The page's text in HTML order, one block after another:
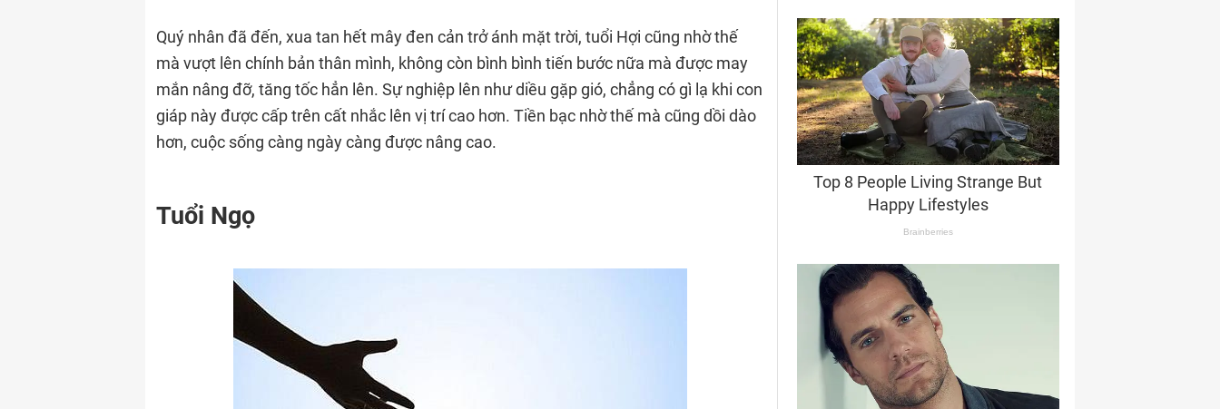
Quý nhân đã đến, xua tan hết mây đen cản trở ánh mặt trời, tuổi Hợi cũng nhờ thế
mà vượt lên chính bản thân mình, không còn bình bình tiến bước nữa mà được may
mắn nâng đỡ, tăng tốc hẳn lên. Sự nghiệp lên như diều gặp gió, chẳng có gì lạ khi con
giáp này được cấp trên cất nhắc lên vị trí cao hơn. Tiền bạc nhờ thế mà cũng dồi dào
hơn, cuộc sống càng ngày càng được nâng cao.
Tuổi Ngọ